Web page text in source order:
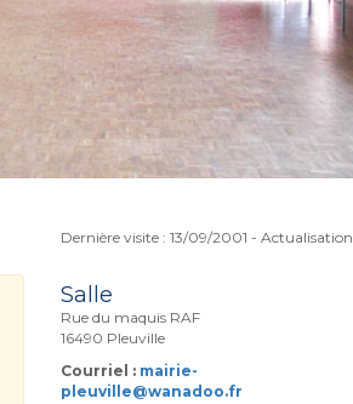
Dernière visite : 13/09/2001 -
Salle
Rue du maquis RAF
16490 Pleuville
Courriel : mairie-
pleuville@wanadoo.fr